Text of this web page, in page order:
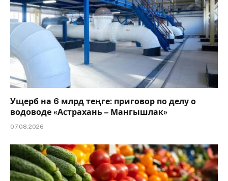
Ущерб на 6 млрд теңге: приговор по делу о
водоводе «Астрахань – Мангышлак»
07.08.2026